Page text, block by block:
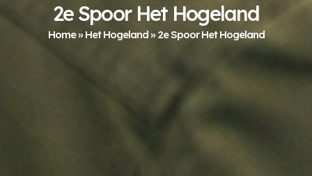
2e Spoor Het Hogeland
Home»Het Hogeland»2e Spoor Het Hogeland